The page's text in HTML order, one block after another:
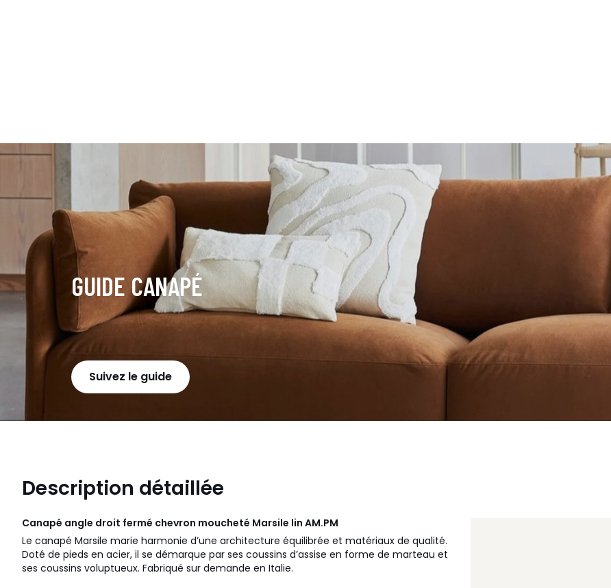
GUIDE CANAPÉ
Suivez le guide
Description détaillée
Canapé angle droit fermé chevron moucheté Marsile lin AM.PM
Le canapé Marsile marie harmonie d’une architecture équilibrée et matériaux de qualité.
Doté de pieds en acier, il se démarque par ses coussins d’assise en forme de marteau et
ses coussins voluptueux. Fabriqué sur demande en Italie.